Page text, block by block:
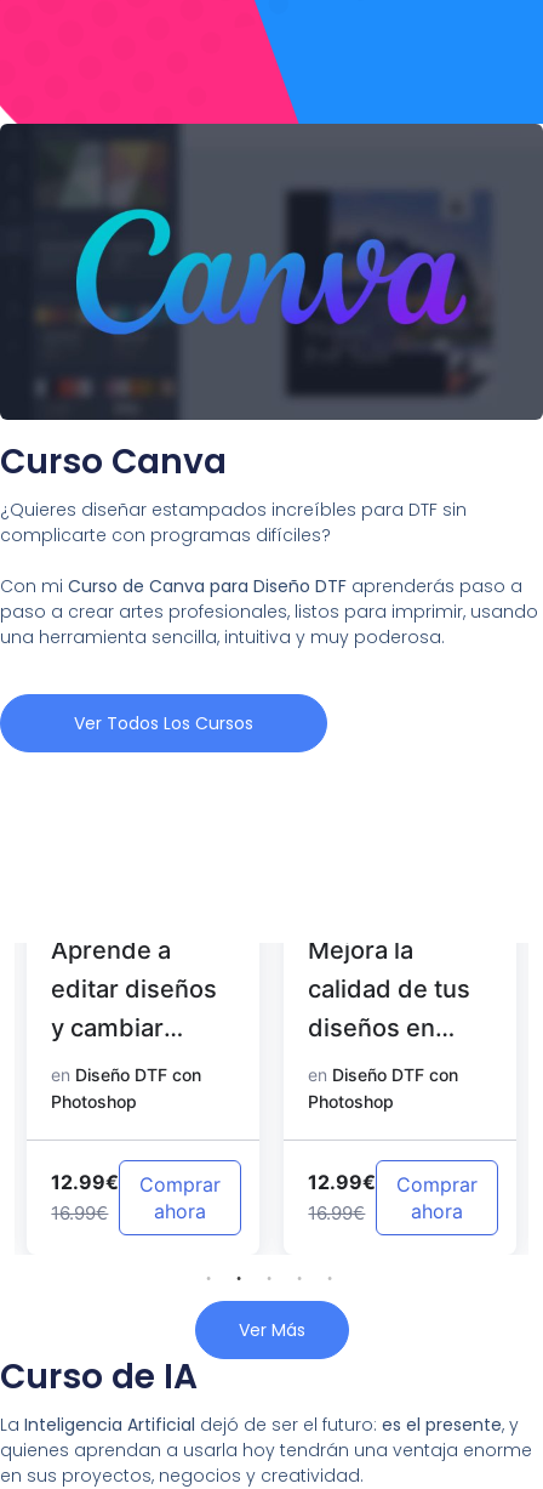
Curso Canva
¿Quieres diseñar estampados increíbles para DTF sin
complicarte con programas difíciles?
Con mi Curso de Canva para Diseño DTF aprenderás paso a
paso a crear artes profesionales, listos para imprimir, usando
una herramienta sencilla, intuitiva y muy poderosa.
Ver Todos Los Cursos
Aprende a
editar diseños
y cambiar
colores con
Photoshop
en Diseño DTF con
Photoshop
12.99€
16.99€
Comprar
ahora
Mejora la
calidad de tus
diseños en
Photoshop
en Diseño DTF con
Photoshop
12.99€
16.99€
Comprar
ahora
Ver Más
Curso de IA
La Inteligencia Artificial dejó de ser el futuro: es el presente, y
quienes aprendan a usarla hoy tendrán una ventaja enorme
en sus proyectos, negocios y creatividad.